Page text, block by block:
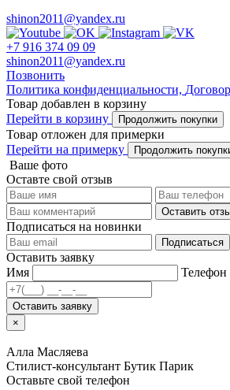
shinon2011@yandex.ru
+7 916 374 09 09
shinon2011@yandex.ru
Позвонить
Политика конфиденциальности,
Товар добавлен в корзину
Перейти в корзину
Продолжить покупки
Товар отложен для примерки
Перейти на примерку
Продолжить
Ваше фото
Оставте свой отзыв
Оставить
Подписаться на новинки
Подписаться
Оставить заявку
Имя
Телефон
Оставить заявку
×
Алла Масляева
Стилист-консультант Бутик Парик
Оставьте свой телефон